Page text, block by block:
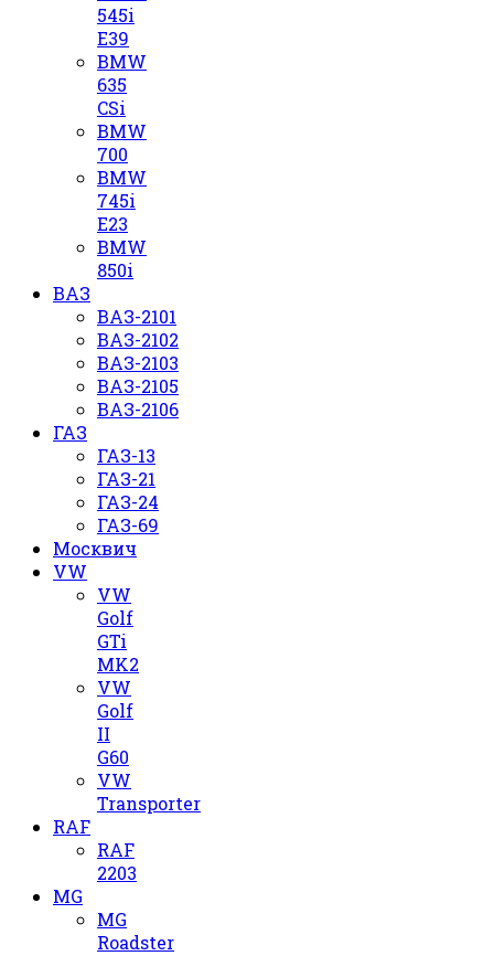
545i
E39
BMW
635
CSi
BMW
700
BMW
745i
E23
BMW
850i
ВАЗ
ВАЗ-2101
ВАЗ-2102
ВАЗ-2103
ВАЗ-2105
ВАЗ-2106
ГАЗ
ГАЗ-13
ГАЗ-21
ГАЗ-24
ГАЗ-69
Москвич
VW
VW
Golf
GTi
MK2
VW
Golf
II
G60
VW
Transporter
RAF
RAF
2203
MG
MG
Roadster